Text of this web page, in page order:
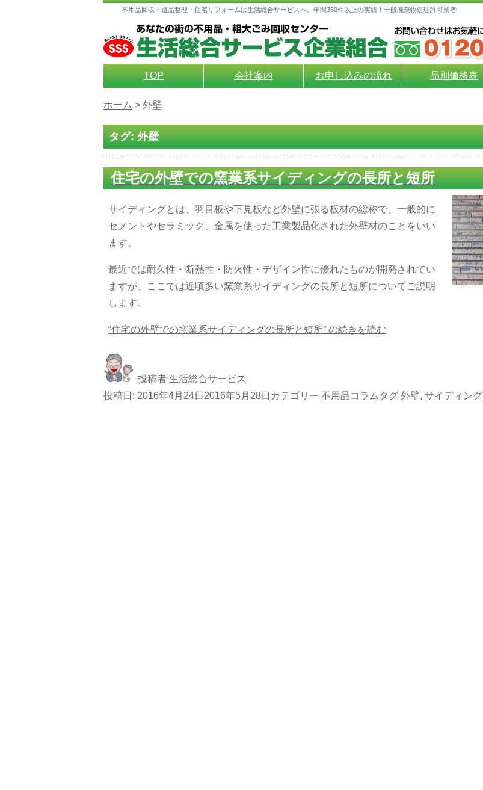
不用品回収・遺品整理・住宅リフォームは生活総合サービスへ。年間350件以上の実績！一般廃棄物処理許可業者
TOP 会社案内 お申し込みの流れ 品別価格表
ホーム > 外壁
タグ:外壁
住宅の外壁での窯業系サイディングの長所と短所
サイディングとは、羽目板や下見板など外壁に張る板材の総称で、一般的に
セメントやセラミック、金属を使った工業製品化された外壁材のことをいい
ます。
最近では耐久性・断熱性・防火性・デザイン性に優れたものが開発されてい
ますが、ここでは近頃多い窯業系サイディングの長所と短所についてご説明
します。
“住宅の外壁での窯業系サイディングの長所と短所” の続きを読む
投稿者 生活総合サービス
投稿日: 2016年4月24日 2016年5月28日 カテゴリー 不用品コラム タグ 外壁, サイディング